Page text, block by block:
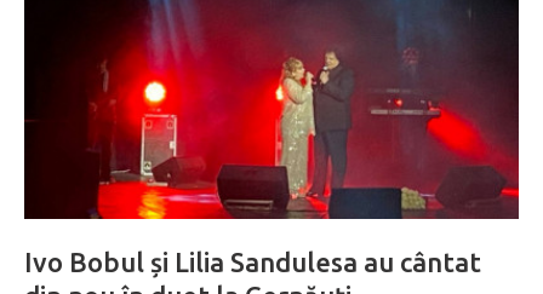
Ivo Bobul și Lilia Sandulesa au cântat